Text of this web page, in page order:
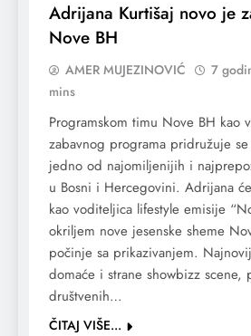
Adrijana Kurtišaj novo je
Nove BH
AMER MUJEZINOVIĆ 7
mins
Programskom timu Nove BH kao
zabavnog programa pridružuje
jedno od najomiljenijih i
u Bosni i Hercegovini. Adrijana
kao voditeljica lifestyle emisije
okriljem nove jesenske sheme
počinje sa prikazivanjem.
domaće i strane showbizz scene,
društvenih…
ČITAJ VIŠE...